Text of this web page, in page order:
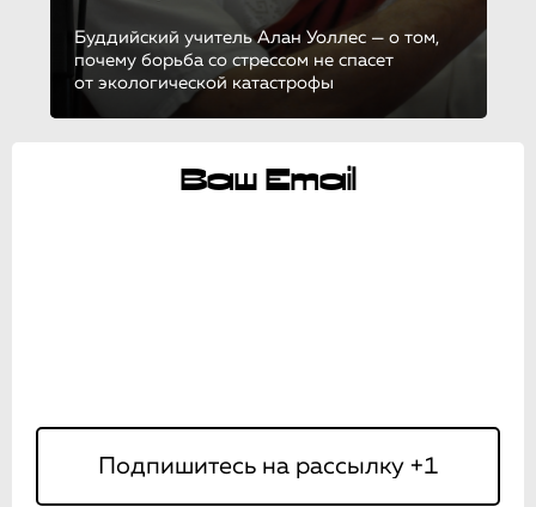
Буддийский учитель Алан Уоллес — о том,
почему борьба со стрессом не спасет
от экологической катастрофы
Ваш Email